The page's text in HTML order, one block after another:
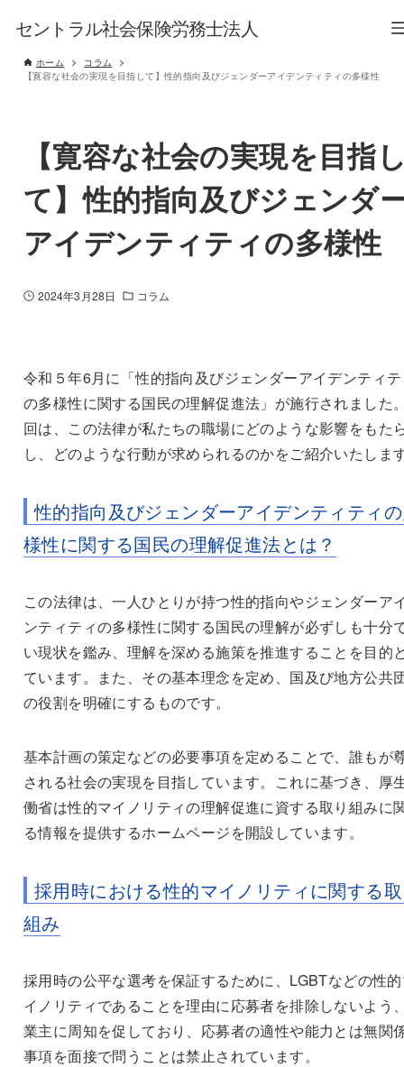
セントラル社会保険労務士法人
ホーム
コラム
【寛容な社会の実現を目指して】性的指向及びジェンダーアイデンティティの多様性
【寛容な社会の実現を目指
て】性的指向及びジェンダ
アイデンティティの多様性
2024年3月28日 コラム
令和５年6月に「性的指向及びジェンダーアイデンティ
の多様性に関する国民の理解促進法」が施行されました
回は、この法律が私たちの職場にどのような影響をもた
し、どのような行動が求められるのかをご紹介いたしま
性的指向及びジェンダーアイデンティティ
様性に関する国民の理解促進法とは？
この法律は、一人ひとりが持つ性的指向やジェンダーア
ンティティの多様性に関する国民の理解が必ずしも十分
い現状を鑑み、理解を深める施策を推進することを目的
ています。また、その基本理念を定め、国及び地方公共
の役割を明確にするものです。
基本計画の策定などの必要事項を定めることで、誰もが
される社会の実現を目指しています。これに基づき、厚
働省は性的マイノリティの理解促進に資する取り組みに
る情報を提供するホームページを開設しています。
採用時における性的マイノリティに関する
組み
採用時の公平な選考を保証するために、 LGBTなどの性
イノリティであることを理由に応募者を排除しないよう
業主に周知を促しており、応募者の適性や能力とは無関
事項を面接で問うことは禁止されています。